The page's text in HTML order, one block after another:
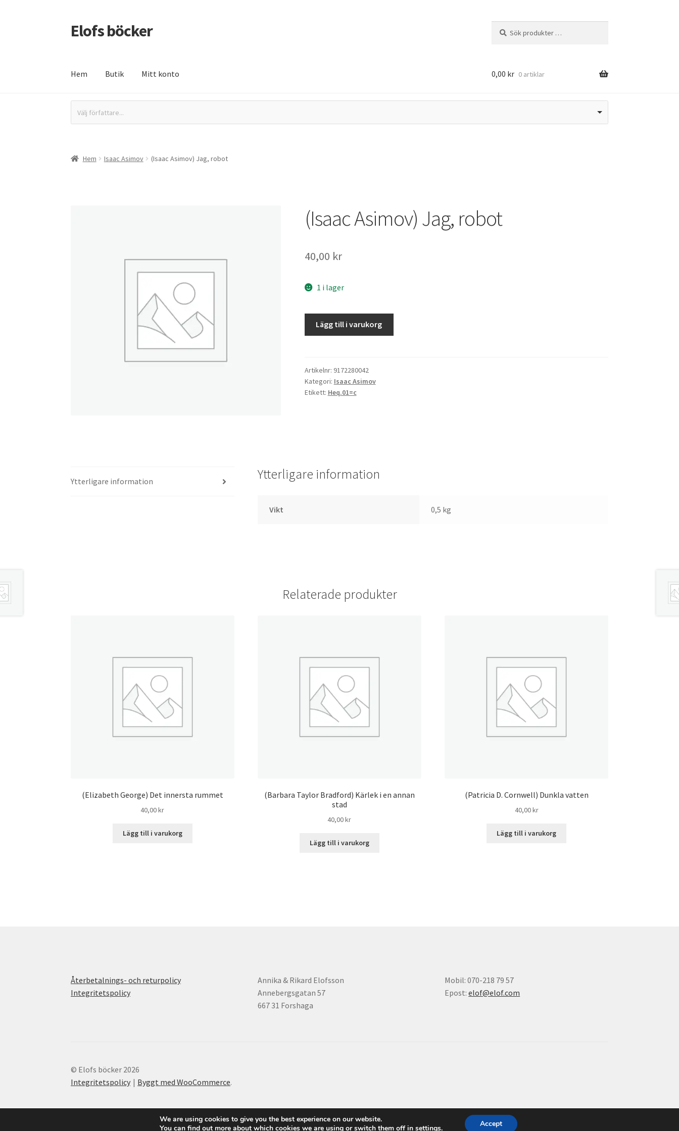
Hoppa
till
Hoppa
till
Elofs böcker
efter:
Hem Butik Mitt konto 0,00 kr 0 artiklar
Välj författare...
Hem Isaac Asimov (Isaac Asimov) Jag, robot
(Isaac Asimov) Jag, robot
40,00 kr
1 i lager
Lägg till i varukorg
Artikelnr: 9172280042
Kategori: Isaac Asimov
Etikett: Heq.01=c
Ytterligare information Ytterligare information
Vikt 0,5 kg
Relaterade produkter
(Elizabeth George) Det innersta rummet
40,00kr
Lägg till i varukorg
(Barbara Taylor Bradford) Kärlek i en annan
stad
40,00kr
Lägg till i varukorg
(Patricia D. Cornwell) Dunkla vatten
40,00kr
Lägg till i varukorg
Återbetalnings- och returpolicy
Integritetspolicy
Annika & Rikard Elofsson
Annebergsgatan 57
667 31 Forshaga
Mobil: 070-218 79 57
Epost:elof@elof.com
© Elofs böcker 2026
Integritetspolicy
Byggt med WooCommerce.
We are using cookies to give you the best experience on our website.
You can find out more about which cookies we are using or switch them off in settings. Accept